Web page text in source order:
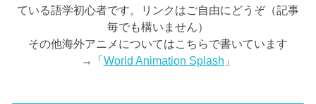
ている語学初心者です。リンクはご自由にどうぞ（記事
毎でも構いません）
その他海外アニメについてはこちらで書いています
→「World Animation Splash 」